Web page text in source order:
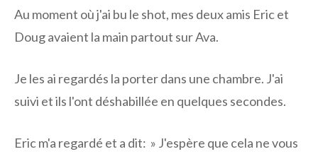
Au moment où j'ai bu le shot, mes deux amis Eric et
Doug avaient la main partout sur Ava.
Je les ai regardés la porter dans une chambre. J'ai
suivi et ils l'ont déshabillée en quelques secondes.
Eric m'a regardé et a dit: » J'espère que cela ne vous